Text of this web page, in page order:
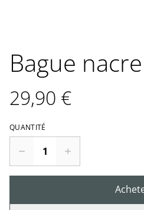
Bague
29,90 €
QUANTITÉ